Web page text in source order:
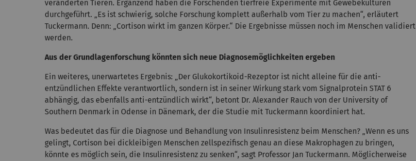
veränderten Tieren. Ergänzend haben die Forschenden tierfreie Experimente mit Gewebekulturen
durchgeführt. „Es ist schwierig, solche Forschung komplett außerhalb vom Tier zu machen“, erläutert
Tuckermann. Denn: „Cortison wirkt im ganzen Körper.“ Die Ergebnisse müssen noch im Menschen validiert
werden.
Aus der Grundlagenforschung könnten sich neue Diagnosemöglichkeiten ergeben
Ein weiteres, unerwartetes Ergebnis: „Der Glukokortikoid-Rezeptor ist nicht alleine für die anti-
entzündlichen Effekte verantwortlich, sondern ist in seiner Wirkung stark vom Signalprotein STAT 6
abhängig, das ebenfalls anti-entzündlich wirkt“, betont Dr. Alexander Rauch von der University of
Southern Denmark in Odense in Dänemark, der die Studie mit Tuckermann koordiniert hat.
Was bedeutet das für die Diagnose und Behandlung von Insulinresistenz beim Menschen? „Wenn es uns
gelingt, Cortison bei dickleibigen Menschen zellspezifisch genau an diese Makrophagen zu bringen,
könnte es möglich sein, die Insulinresistenz zu senken“, sagt Professor Jan Tuckermann. Möglicherweise